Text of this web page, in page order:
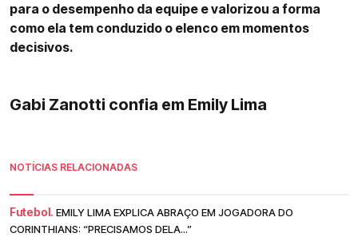
para o desempenho da equipe e valorizou a forma
como ela tem conduzido o elenco em momentos
decisivos.
Gabi Zanotti confia em Emily Lima
NOTÍCIAS RELACIONADAS
Futebol. EMILY LIMA EXPLICA ABRAÇO EM JOGADORA DO
CORINTHIANS: “PRECISAMOS DELA...”